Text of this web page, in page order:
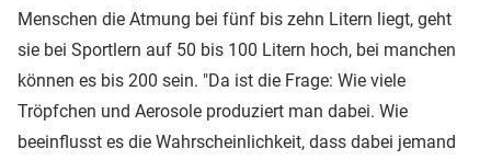
Menschen die Atmung bei fünf bis zehn Litern liegt, geht
sie bei Sportlern auf 50 bis 100 Litern hoch, bei manchen
können es bis 200 sein. "Da ist die Frage: Wie viele
Tröpfchen und Aerosole produziert man dabei. Wie
beeinflusst es die Wahrscheinlichkeit, dass dabei jemand